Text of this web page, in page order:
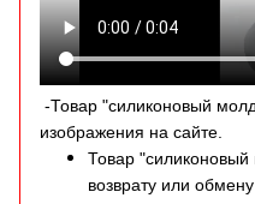
-Товар "силиконовый
изображения на сайте.
Товар
возврату или